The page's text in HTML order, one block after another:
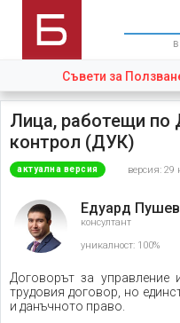
Съвети за
Лица, работещи по
контрол (ДУК)
актуална версия версия: 29
Едуард Пушев
консултант
уникалност: 100%
Договорът за управление
трудовия договор, но
и данъчното право.